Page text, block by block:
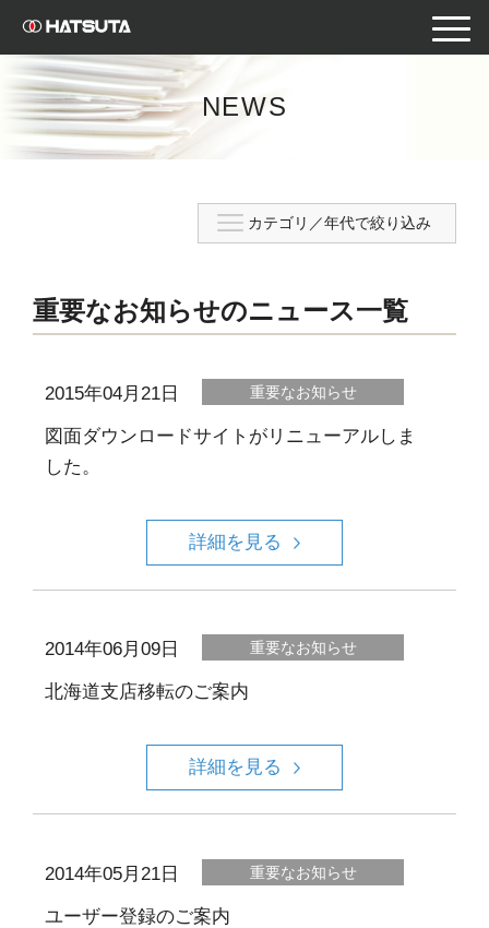
toggle
NEWS
重要なお知らせのニュース一覧
2015年04月21日 重要なお知らせ
図面ダウンロードサイトがリニューアルしま
した。
詳細を見る
2014年06月09日 重要なお知らせ
北海道支店移転のご案内
詳細を見る
2014年05月21日 重要なお知らせ
ユーザー登録のご案内